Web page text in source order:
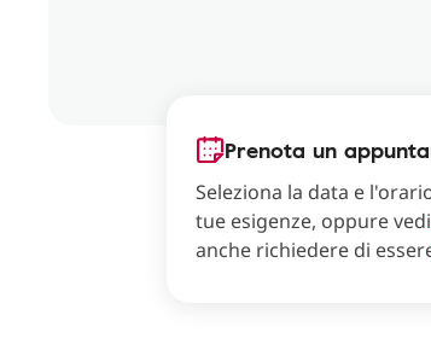
Prenota un
Seleziona la data e
tue esigenze, oppure vedi
anche richiedere di